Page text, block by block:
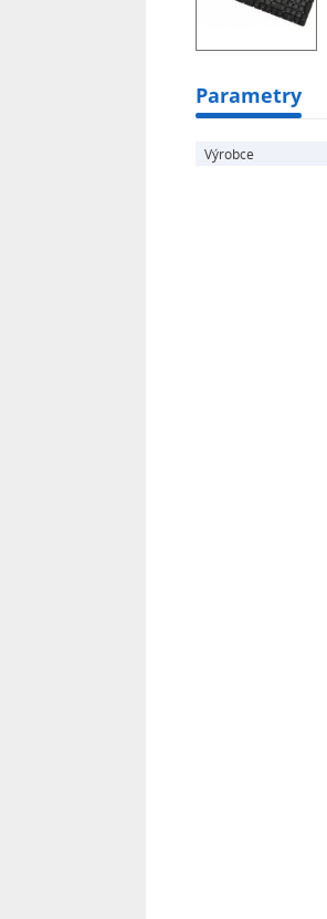
Parametry
Výrobce